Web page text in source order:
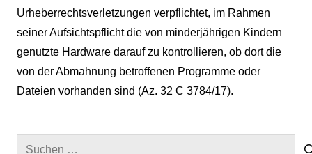
Urheberrechtsverletzungen verpflichtet, im Rahmen
seiner Aufsichtspflicht die von minderjährigen Kindern
genutzte Hardware darauf zu kontrollieren, ob dort die
von der Abmahnung betroffenen Programme oder
Dateien vorhanden sind (Az. 32 C 3784/17).
Suchen